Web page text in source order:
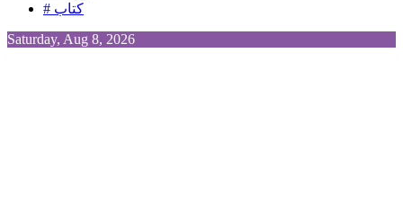
# کتاب
Saturday, Aug 8, 2026